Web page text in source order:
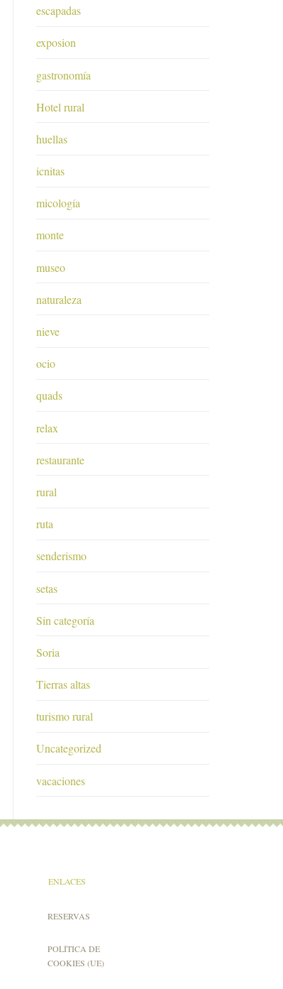
escapadas
exposion
gastronomía
Hotel rural
huellas
icnitas
micología
monte
museo
naturaleza
nieve
ocio
quads
relax
restaurante
rural
ruta
senderismo
setas
Sin categoría
Soria
Tierras altas
turismo rural
Uncategorized
vacaciones
ENLACES
RESERVAS
POLÍTICA DE
COOKIES (UE)